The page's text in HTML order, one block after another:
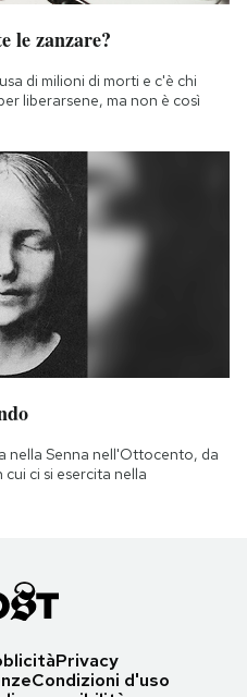
le zanzare?
di milioni di morti e c'è chi
liberarsene, ma non è così
nella Senna nell'Ottocento, da
ci si esercita nella
Privacy
Condizioni d'uso